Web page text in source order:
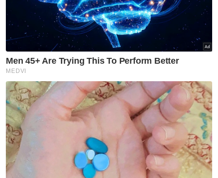
Tiada perbincangan berhubung jawatan kerajaan
negeri - Reezal Merican
Usaha kolaboratif penting hapuskan ancaman siber
Korea Utara